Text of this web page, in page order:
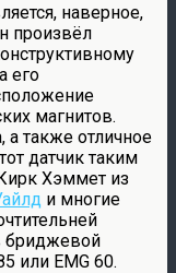
наверное,
произвёл
его
магнитов.
а также отличное
датчик таким
Хэммет из
и многие
бриджевой
или EMG 60.